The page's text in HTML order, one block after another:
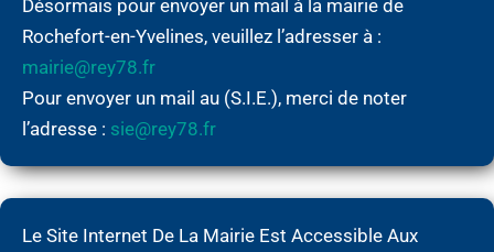
Désormais pour envoyer un mail à la mairie de
Rochefort-en-Yvelines, veuillez l’adresser à :
mairie@rey78.fr
Pour envoyer un mail au (S.I.E.), merci de noter
l’adresse : sie@rey78.fr
Le Site Internet De La Mairie Est Accessible Aux